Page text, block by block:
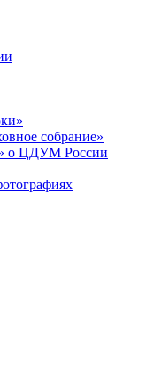
собрание»
о ЦДУМ России